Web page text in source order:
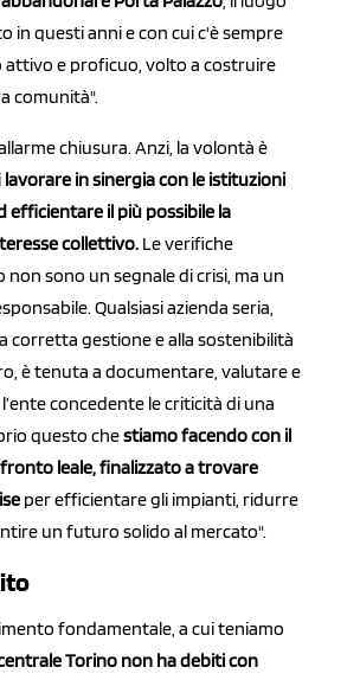
in questi anni e con cui c'è sempre
attivo e proficuo, volto a costruire
comunità".
chiusura. Anzi, la volontà è
lavorare in sinergia con le istituzioni
efficientare il più possibile la
collettivo. Le verifiche
non sono un segnale di crisi, ma un
Qualsiasi azienda seria,
corretta gestione e alla sostenibilità
è tenuta a documentare, valutare e
concedente le criticità di una
questo chestiamo facendo con il
leale, finalizzato a trovare
per efficientare gli impianti, ridurre
un futuro solido al mercato".
fondamentale, a cui teniamo
Torino non ha debiti con